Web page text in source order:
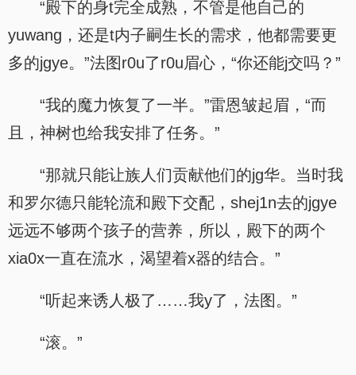
“殿下的身t完全成熟，不管是他自己的
yuwang，还是t内子嗣生长的需求，他都需要更
多的jgye。”法图r0u了r0u眉心，“你还能j交吗？”
“我的魔力恢复了一半。”雷恩皱起眉，“而
且，神树也给我安排了任务。”
“那就只能让族人们贡献他们的jg华。当时我
和罗尔德只能轮流和殿下交配，shej1n去的jgye
远远不够两个孩子的营养，所以，殿下的两个
xia0x一直在流水，渴望着x器的结合。”
“听起来诱人极了……我y了，法图。”
“滚。”